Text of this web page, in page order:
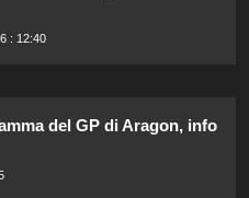
: 12:40
del GP di Aragon, info